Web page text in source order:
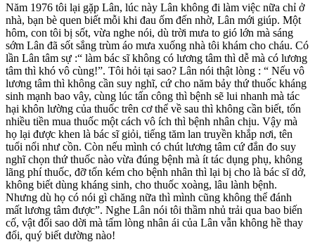
Năm 1976 tôi lại gặp Lân, lúc này Lân không đi làm việc nữa chỉ ở
nhà, bạn bè quen biết mỗi khi đau ốm đến nhờ, Lân mới giúp. Một
hôm, con tôi bị sốt, vừa nghe nói, dù trời mưa to gió lớn mà sáng
sớm Lân đã sốt sắng trùm áo mưa xuống nhà tôi khám cho cháu. Có
lần Lân tâm sự :“ làm bác sĩ không có lương tâm thì dễ mà có lương
tâm thì khó vô cùng!”. Tôi hỏi tại sao? Lân nói thật lòng : “ Nếu vô
lương tâm thì không cần suy nghĩ, cứ cho năm bảy thứ thuốc kháng
sinh mạnh bao vây, cùng lúc tấn công thì bệnh sẽ lui nhanh mà tác
hại khôn lường của thuốc trên cơ thể về sau thì không cần biết, tốn
nhiều tiền mua thuốc một cách vô ích thì bệnh nhân chịu. Vậy mà
họ lại được khen là bác sĩ giỏi, tiếng tăm lan truyền khắp nơi, tên
tuổi nổi như cồn. Còn nếu mình có chút lương tâm cứ đắn đo suy
nghĩ chọn thứ thuốc nào vừa đúng bệnh mà ít tác dụng phụ, không
lãng phí thuốc, đỡ tốn kém cho bệnh nhân thì lại bị cho là bác sĩ dở,
không biết dùng kháng sinh, cho thuốc xoàng, lâu lành bệnh.
Nhưng dù họ có nói gì chăng nữa thì mình cũng không thể đánh
mất lương tâm được”. Nghe Lân nói tôi thầm nhủ trải qua bao biến
cố, vật đổi sao dời mà tấm lòng nhân ái của Lân vẫn không hề thay
đổi, quý biết dường nào!